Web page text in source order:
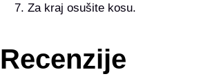
Za kraj osušite kosu.
Recenzije